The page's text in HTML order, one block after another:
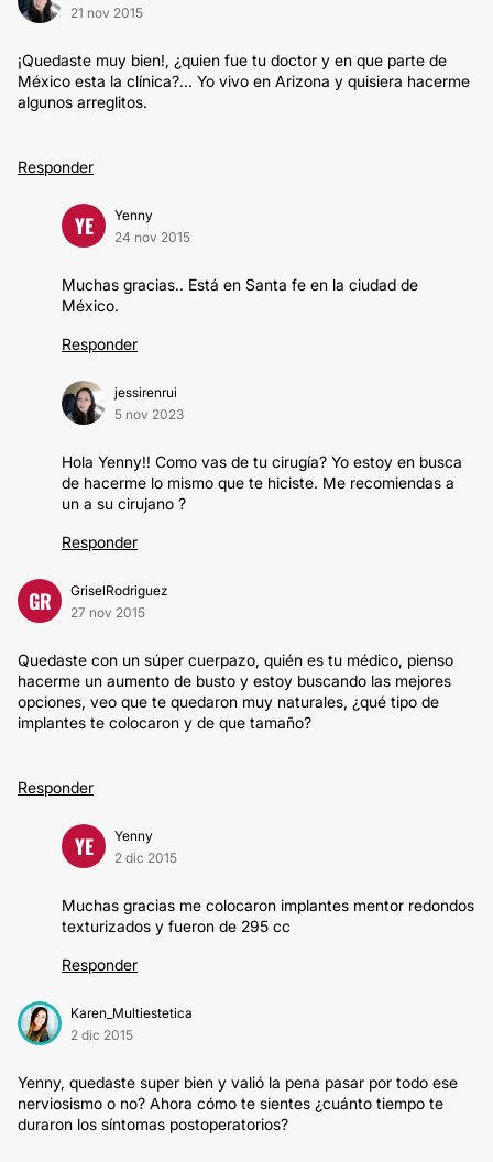
21 nov 2015
¡Quedaste muy bien!, ¿quien fue tu doctor y en que parte de
México esta la clínica?... Yo vivo en Arizona y quisiera hacerme
algunos arreglitos.
Responder
YE
Yenny
24 nov 2015
Muchas gracias.. Está en Santa fe en la ciudad de
México.
Responder
jessirenrui
5 nov 2023
Hola Yenny!! Como vas de tu cirugía? Yo estoy en busca
de hacerme lo mismo que te hiciste. Me recomiendas a
un a su cirujano ?
Responder
GR
GriselRodriguez
27 nov 2015
Quedaste con un súper cuerpazo, quién es tu médico, pienso
hacerme un aumento de busto y estoy buscando las mejores
opciones, veo que te quedaron muy naturales, ¿qué tipo de
implantes te colocaron y de que tamaño?
Responder
YE
Yenny
2 dic 2015
Muchas gracias me colocaron implantes mentor redondos
texturizados y fueron de 295 cc
Responder
Karen_Multiestetica
2 dic 2015
Yenny, quedaste super bien y valió la pena pasar por todo ese
nerviosismo o no? Ahora cómo te sientes ¿cuánto tiempo te
duraron los síntomas postoperatorios?